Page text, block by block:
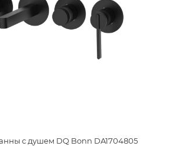
с душем DQ Bonn DA1704805